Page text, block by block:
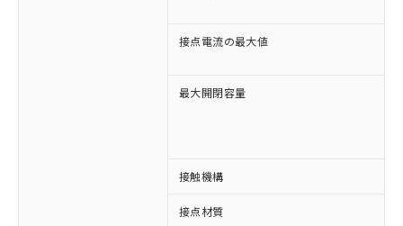
接点電流の最大値
最大開閉容量
接触機構
接点材質
非含有に対応した製品が提供可能な商品で
対応予定：EU RoHS指令（10物質）の非含